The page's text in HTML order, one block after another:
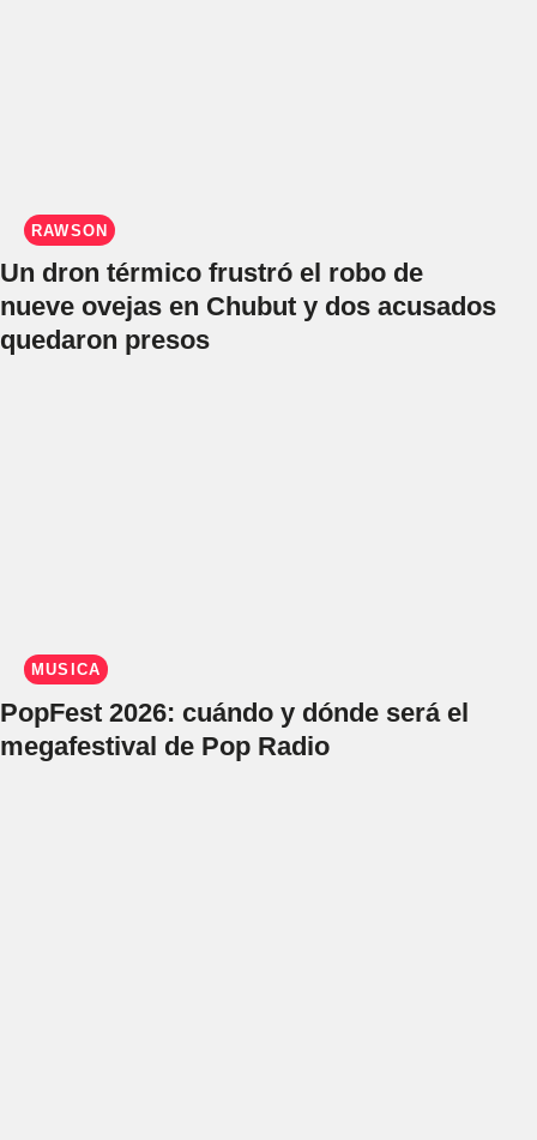
RAWSON
Un dron térmico frustró el robo de
nueve ovejas en Chubut y dos acusados
quedaron presos
MÚSICA
PopFest 2026: cuándo y dónde será el
megafestival de Pop Radio